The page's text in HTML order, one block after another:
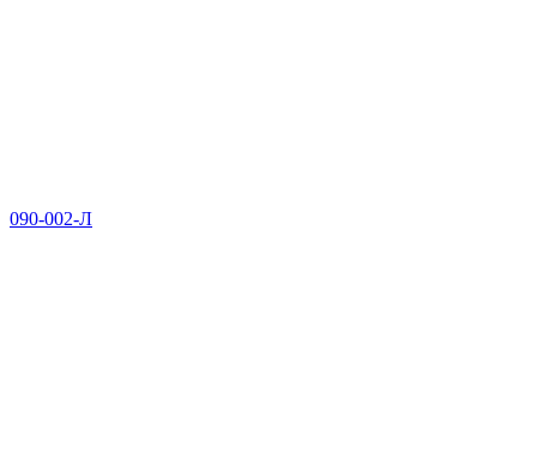
090-002-Л